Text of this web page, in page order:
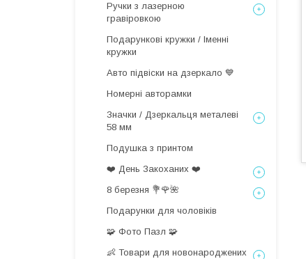
Ручки з лазерною
гравіровкою
Подарункові кружки / Іменні
кружки
Авто підвіски на дзеркало 💙
Номерні авторамки
Значки / Дзеркальця металеві
58 мм
Подушка з принтом
❤️ День Закоханих ❤️
8 березня 💐🌹🌺
Подарунки для чоловіків
🧩 Фото Пазл 🧩
👶 Товари для новонароджених